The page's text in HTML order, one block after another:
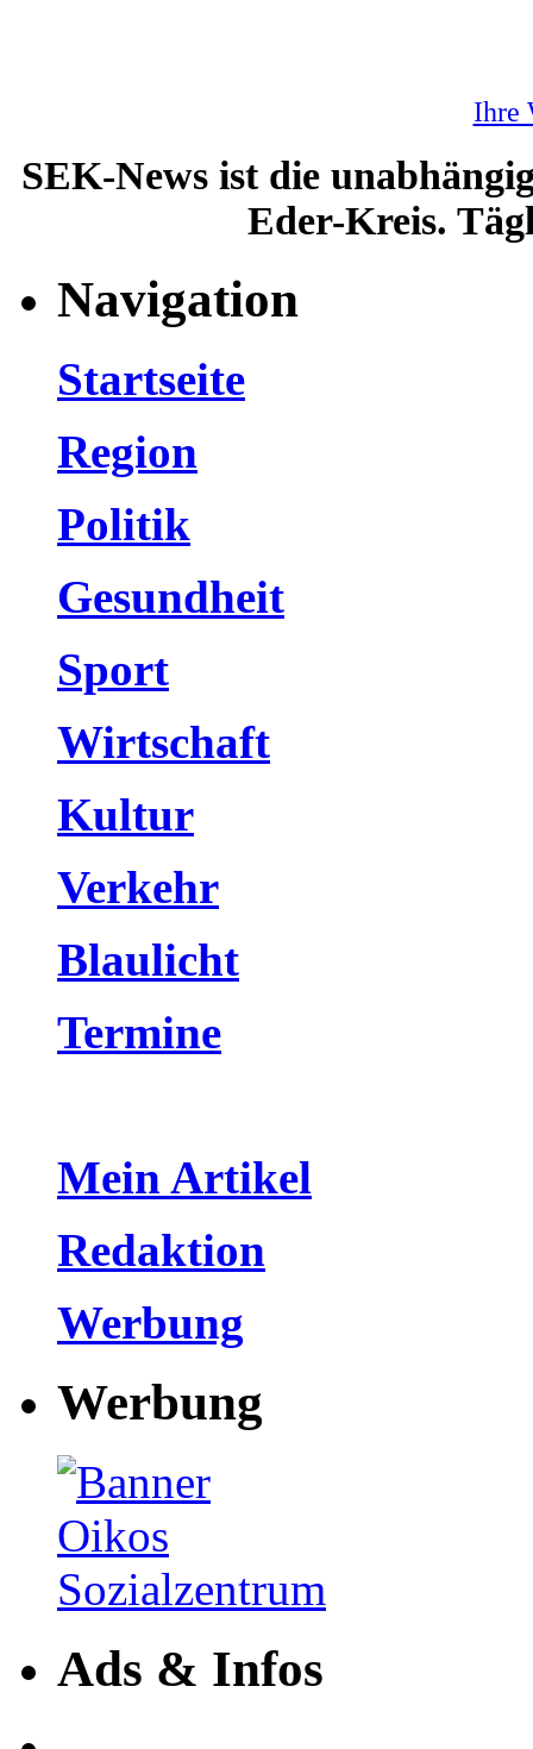
Ihre
SEK-News ist die
Eder-Kreis.
Navigation
Startseite
Region
Politik
Gesundheit
Sport
Wirtschaft
Kultur
Verkehr
Blaulicht
Termine
Mein Artikel
Redaktion
Werbung
Werbung
Ads & Infos